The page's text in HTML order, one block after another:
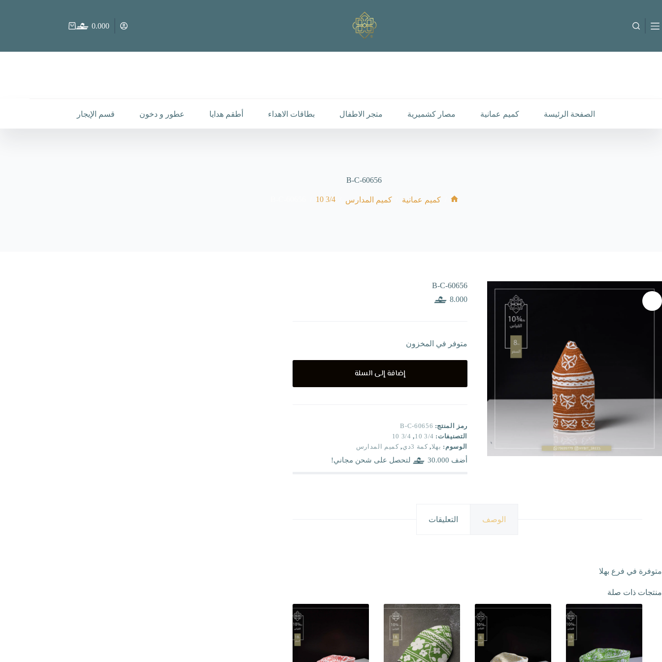
المحتوىB-C-60656
عربة
0.000
الصفحة الرئيسة كميم عمانية مصار كشميرية متجر الاطفال بطاقات الاهداء أطقم هدايا عطور و دخون قسم الإيجار
B-C-60656
كميم عمانية كميم المدارس 3/4 10
B-C-60656
8.000
متوفر في المخزون
إضافة إلى السلة
رمز المنتج: B-C-60656
التصنيفات: 3/4 10
,
3/4 10
الوسوم: بهلا, كمة 3دي , كميم المدارس
أضف 30.000 لتحصل على شحن مجاني!
الوصف التعليقات
متوفرة في فرع بهلا
منتجات ذات صلة